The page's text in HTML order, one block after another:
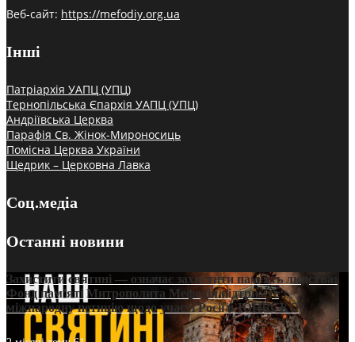
Веб-сайт: https://mefodiy.org.ua
Інші
Патріархія УАПЦ (УПЦ)
Тернопільська Єпархія УАПЦ (УПЦ)
Андріївська Церква
Парафія Св. Жінок-Мироносиць
Помісна Церква України
Щедрик – Церковна Лавка
Соц.медіа
Останні новини
Захистити святині — означає захистити пам’ять людства:
Фонд пам’яті Митрополита Мефодія підтримує
міжнародну петицію щодо участі Росії в ЮНЕСКО